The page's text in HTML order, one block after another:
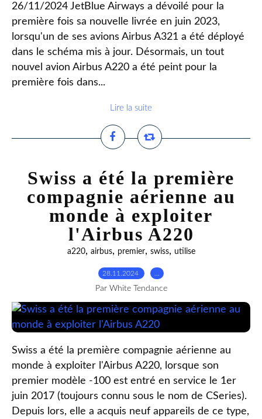
26/11/2024 JetBlue Airways a dévoilé pour la
première fois sa nouvelle livrée en juin 2023,
lorsqu'un de ses avions Airbus A321 a été déployé
dans le schéma mis à jour. Désormais, un tout
nouvel avion Airbus A220 a été peint pour la
première fois dans...
Lire la suite
Swiss a été la première
compagnie aérienne au
monde à exploiter
l'Airbus A220
a220, airbus, premier, swiss, utilise
28.11.2024
Par White Tendance
Swiss a été la première compagnie aérienne au
monde à exploiter l'Airbus A220, lorsque son
premier modèle -100 est entré en service le 1er
juin 2017 (toujours connu sous le nom de CSeries).
Depuis lors, elle a acquis neuf appareils de ce type,